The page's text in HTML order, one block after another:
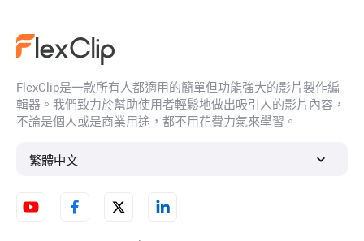
FlexClip是一款所有人都適用的簡單但功能強大的影片製作編
輯器。我們致力於幫助使用者輕鬆地做出吸引人的影片內容，
不論是個人或是商業用途，都不用花費力氣來學習。
繁體中文